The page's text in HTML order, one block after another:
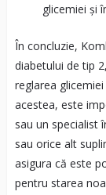
glicemiei și
În concluzie,
diabetului de tip
reglarea
acestea, este
sau un specialist
sau orice alt
asigura că este
pentru starea